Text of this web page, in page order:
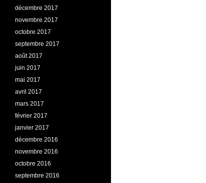
décembre 2017
novembre 2017
octobre 2017
septembre 2017
août 2017
juin 2017
mai 2017
avril 2017
mars 2017
février 2017
janvier 2017
décembre 2016
novembre 2016
octobre 2016
septembre 2016